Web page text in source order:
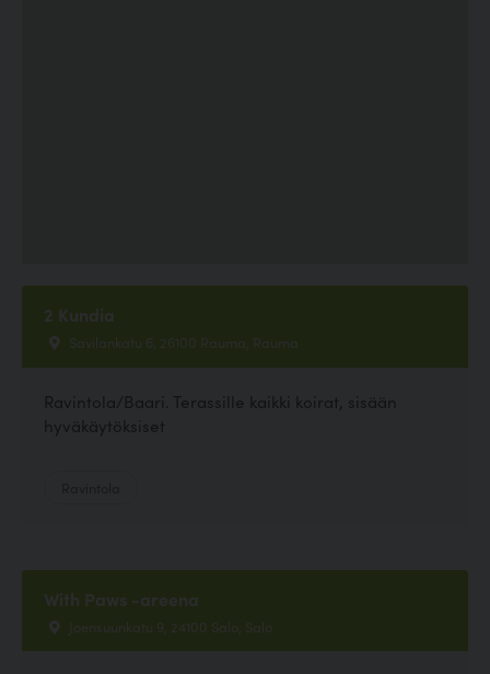
2 Kundia
Savilankatu 6, 26100 Rauma, Rauma
Ravintola/Baari. Terassille kaikki koirat, sisään
hyväkäytöksiset
With Paws -areena
Joensuunkatu 9, 24100 Salo, Salo